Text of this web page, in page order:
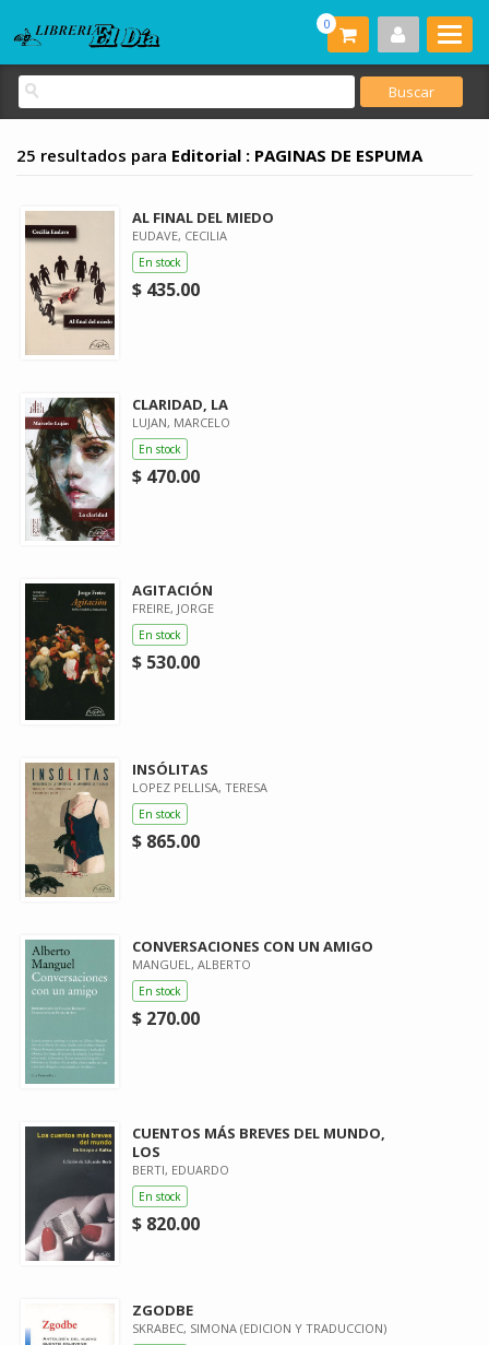
0
25 resultados para Editorial : PAGINAS DE ESPUMA
AL FINAL DEL MIEDO
EUDAVE, CECILIA
En stock
$ 435.00
CLARIDAD, LA
LUJAN, MARCELO
En stock
$ 470.00
AGITACIÓN
FREIRE, JORGE
En stock
$ 530.00
INSÓLITAS
LOPEZ PELLISA, TERESA
En stock
$ 865.00
CONVERSACIONES CON UN AMIGO
MANGUEL, ALBERTO
En stock
$ 270.00
CUENTOS MÁS BREVES DEL MUNDO,
LOS
BERTI, EDUARDO
En stock
$ 820.00
ZGODBE
SKRABEC, SIMONA (EDICION Y TRADUCCION)